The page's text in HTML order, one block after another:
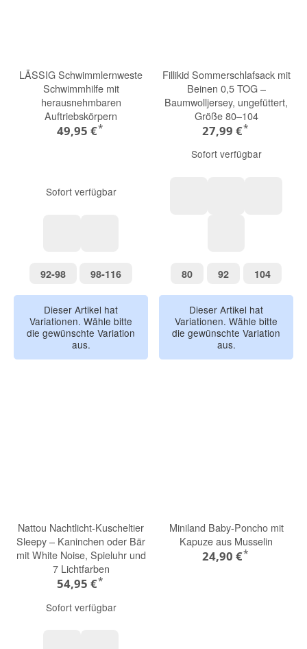
LÄSSIG Schwimmlernweste
Schwimmhilfe mit
herausnehmbaren
Auftriebskörpern
49,95 €*
Sofort verfügbar
92-9892-98 98-11698-116
Dieser Artikel hat
Variationen. Wähle bitte
die gewünschte Variation
aus.
Fillikid Sommerschlafsack mit
Beinen 0,5 TOG –
Baumwolljersey, ungefüttert,
Größe 80–104
27,99 €*
Sofort verfügbar
8080 9292 104104
Dieser Artikel hat
Variationen. Wähle bitte
die gewünschte Variation
aus.
Nattou Nachtlicht-Kuscheltier
Sleepy – Kaninchen oder Bär
mit White Noise, Spieluhr und
7 Lichtfarben
54,95 €*
Sofort verfügbar
Miniland Baby-Poncho mit
Kapuze aus Musselin
24,90 €*